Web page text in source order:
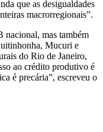
que as desigualdades
macrorregionais”.
nacional, mas também
Mucuri e
do Rio de Janeiro,
ao crédito produtivo é
é precária”, escreveu o